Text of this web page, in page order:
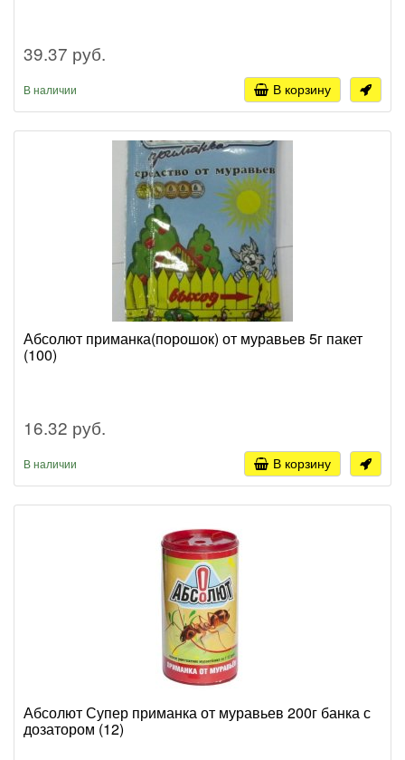
39.37 руб.
В наличии В корзину
Абсолют приманка(порошок) от муравьев 5г пакет
(100)
16.32 руб.
В наличии В корзину
Абсолют Супер приманка от муравьев 200г банка с
дозатором (12)